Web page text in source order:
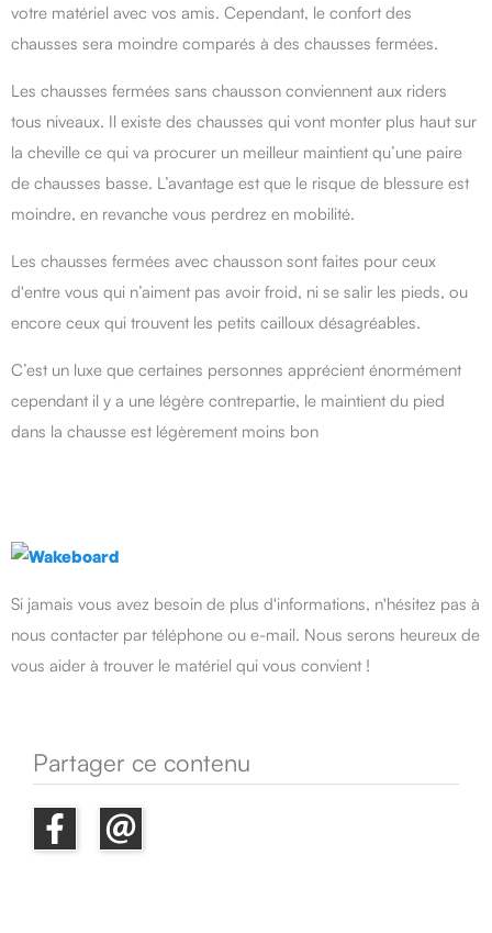
votre matériel avec vos amis. Cependant, le confort des
chausses sera moindre comparés à des chausses fermées.
Les chausses fermées sans chausson conviennent aux riders
tous niveaux. Il existe des chausses qui vont monter plus haut sur
la cheville ce qui va procurer un meilleur maintient qu’une paire
de chausses basse. L’avantage est que le risque de blessure est
moindre, en revanche vous perdrez en mobilité.
Les chausses fermées avec chausson sont faites pour ceux
d'entre vous qui n’aiment pas avoir froid, ni se salir les pieds, ou
encore ceux qui trouvent les petits cailloux désagréables.
C’est un luxe que certaines personnes apprécient énormément
cependant il y a une légère contrepartie, le maintient du pied
dans la chausse est légèrement moins bon
Si jamais vous avez besoin de plus d'informations, n'hésitez pas à
nous contacter par téléphone ou e-mail. Nous serons heureux de
vous aider à trouver le matériel qui vous convient !
Partager ce contenu